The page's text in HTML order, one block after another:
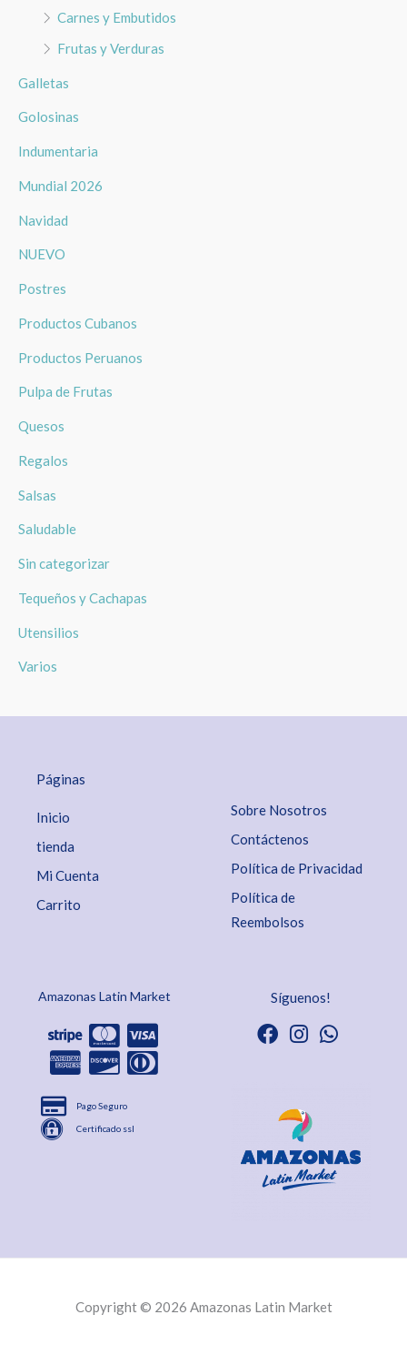
Carnes y Embutidos
Frutas y Verduras
Galletas
Golosinas
Indumentaria
Mundial 2026
Navidad
NUEVO
Postres
Productos Cubanos
Productos Peruanos
Pulpa de Frutas
Quesos
Regalos
Salsas
Saludable
Sin categorizar
Tequeños y Cachapas
Utensilios
Varios
Páginas
Inicio
tienda
Mi Cuenta
Carrito
Sobre Nosotros
Contáctenos
Política de Privacidad
Política de
Reembolsos
Amazonas Latin Market
Pago Seguro
Certificado ssl
Síguenos!
Copyright © 2026 Amazonas Latin Market